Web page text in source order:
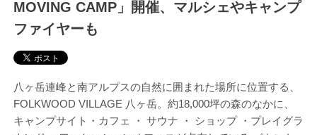
MOVING CAMP」開催、マルシェやキャンプ
ファイヤーも
八ヶ岳連峰と南アルプスの自然に囲まれた場所に位置する、
FOLKWOOD VILLAGE 八ヶ岳。約18,000坪の森のなかに、
キャンプサイト・カフェ ・ サウナ ・ ショップ ・プレイグラ